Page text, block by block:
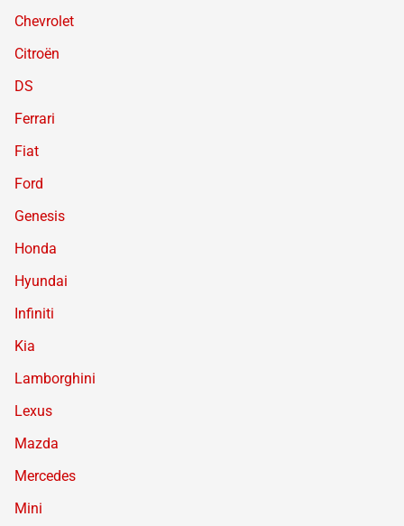
Chevrolet
Citroën
DS
Ferrari
Fiat
Ford
Genesis
Honda
Hyundai
Infiniti
Kia
Lamborghini
Lexus
Mazda
Mercedes
Mini